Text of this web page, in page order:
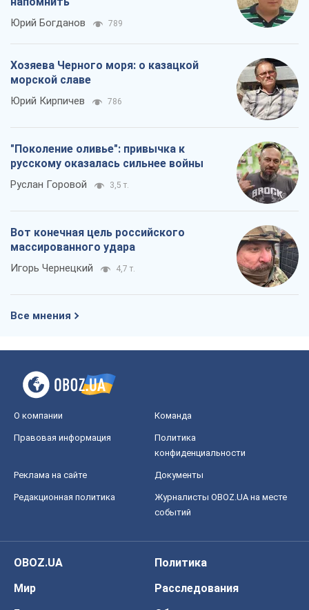
Юрий Богданов 789
Хозяева Черного моря: о казацкой
морской славе
Юрий Кирпичев 786
"Поколение оливье": привычка к
русскому оказалась сильнее войны
Руслан Горовой 3,5 т.
Вот конечная цель российского
массированного удара
Игорь Чернецкий 4,7 т.
Все мнения
О компании Команда
Правовая информация
Политика
конфиденциальности
Реклама на сайте Документы
Редакционная политика
Журналисты OBOZ.UA на месте
событий
OBOZ.UA
Политика
Мир
Расследования